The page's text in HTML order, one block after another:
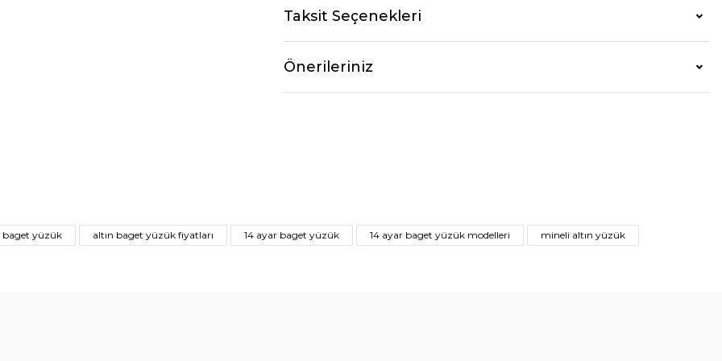
Taksit Seçenekleri
Önerileriniz
baget yüzük altın baget yüzük fiyatları 14 ayar baget yüzük 14 ayar baget yüzük modelleri mineli altın yüzük